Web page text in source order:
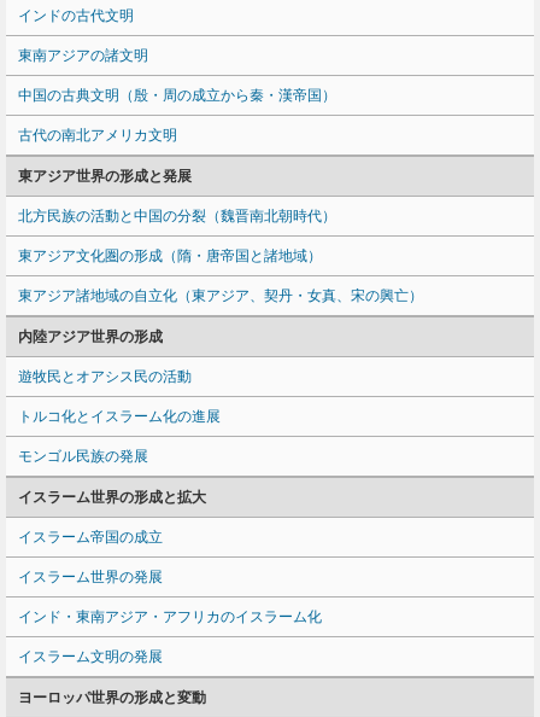
インドの古代文明
東南アジアの諸文明
中国の古典文明（殷・周の成立から秦・漢帝国）
古代の南北アメリカ文明
東アジア世界の形成と発展
北方民族の活動と中国の分裂（魏晋南北朝時代）
東アジア文化圏の形成（隋・唐帝国と諸地域）
東アジア諸地域の自立化（東アジア、契丹・女真、宋の興亡）
内陸アジア世界の形成
遊牧民とオアシス民の活動
トルコ化とイスラーム化の進展
モンゴル民族の発展
イスラーム世界の形成と拡大
イスラーム帝国の成立
イスラーム世界の発展
インド・東南アジア・アフリカのイスラーム化
イスラーム文明の発展
ヨーロッパ世界の形成と変動